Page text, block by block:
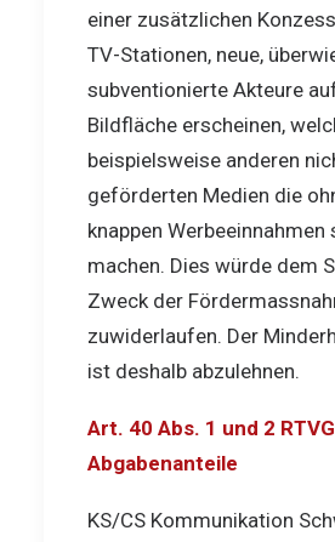
einer zusätzlichen
TV-Stationen, neue,
subventionierte Akteure
Bildfläche erscheinen,
beispielsweise anderen
geförderten Medien die
knappen
machen. Dies würde dem
Zweck der
zuwiderlaufen. Der
ist deshalb abzulehnen.
Art. 40 Abs. 1 und 2 RTVG
Abgabenanteile
KS/CS Kommunikation